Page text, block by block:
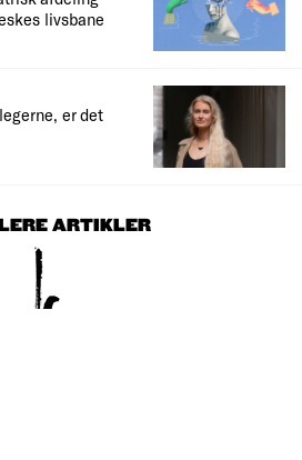
livsbane
er det
ARTIKLER